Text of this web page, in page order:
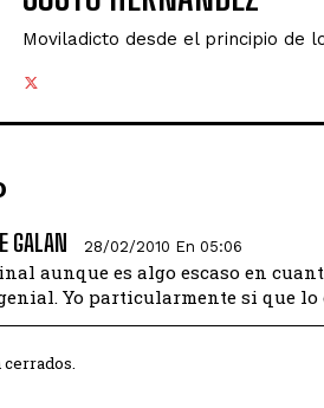
Moviladicto desde el principio de
GALAN
28/02/2010 En 05:06
aunque es algo escaso en
Yo particularmente si que
cerrados.